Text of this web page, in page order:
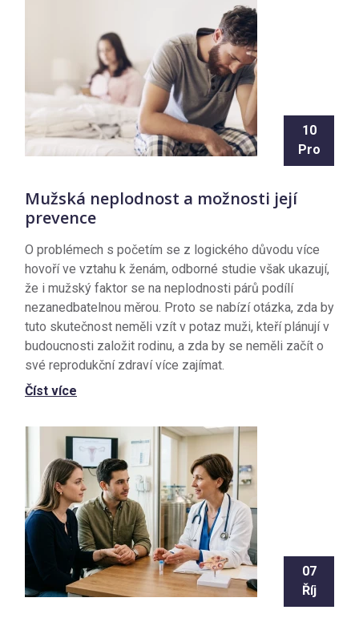
10
Pro
Mužská neplodnost a možnosti její
prevence
O problémech s početím se z logického důvodu více
hovoří ve vztahu k ženám, odborné studie však ukazují,
že i mužský faktor se na neplodnosti párů podílí
nezanedbatelnou měrou. Proto se nabízí otázka, zda by
tuto skutečnost neměli vzít v potaz muži, kteří plánují v
budoucnosti založit rodinu, a zda by se neměli začít o
své reprodukční zdraví více zajímat.
Číst více
07
Říj